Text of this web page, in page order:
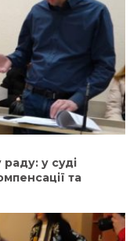
у суді
та